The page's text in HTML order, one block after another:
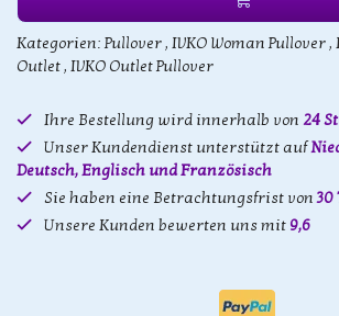
Kategorien: Pullover, IVKO Woman Pullover,
Outlet, IVKO Outlet Pullover
Ihre Bestellung wird innerhalb von 24
Unser Kundendienst unterstützt auf
Deutsch, Englisch und Französisch
Sie haben eine Betrachtungsfrist von30
Unsere Kunden bewerten uns mit 9,6